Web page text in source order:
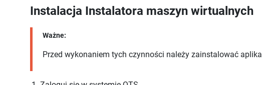
Instalacja Instalatora maszyn wirtualnych
Ważne:
Przed wykonaniem tych czynności należy zainstalować